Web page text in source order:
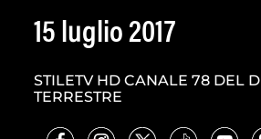
15 luglio 2017
STILETV HD CANALE 78 DEL
TERRESTRE